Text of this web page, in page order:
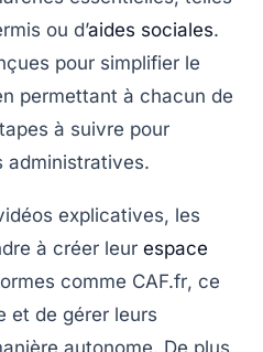
ou d’aides sociales.
pour simplifier le
permettant à chacun de
à suivre pour
administratives.
explicatives, les
à créer leur espace
comme CAF.fr, ce
et de gérer leurs